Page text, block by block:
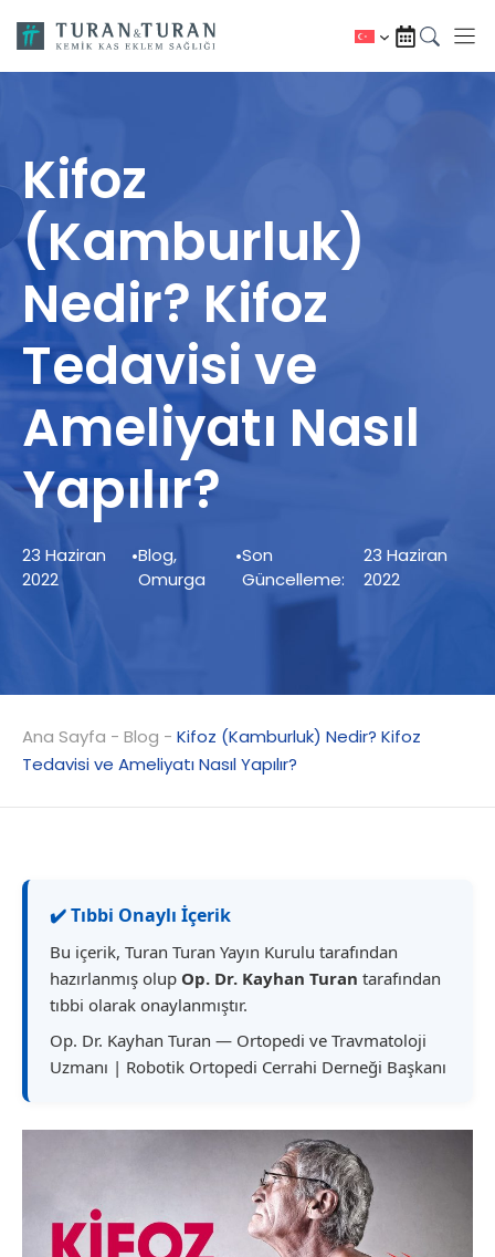
atla
Kifoz
(Kamburluk)
Nedir? Kifoz
Tedavisi ve
Ameliyatı Nasıl
Yapılır?
23 Haziran
2022
•Blog,
Omurga
•Son
Güncelleme:
23 Haziran
2022
Ana Sayfa - Blog - Kifoz (Kamburluk) Nedir? Kifoz
Tedavisi ve Ameliyatı Nasıl Yapılır?
✔️ Tıbbi Onaylı İçerik
Bu içerik, Turan Turan Yayın Kurulu tarafından
hazırlanmış olup Op. Dr. Kayhan Turan tarafından
tıbbi olarak onaylanmıştır.
Op. Dr. Kayhan Turan — Ortopedi ve Travmatoloji
Uzmanı | Robotik Ortopedi Cerrahi Derneği Başkanı